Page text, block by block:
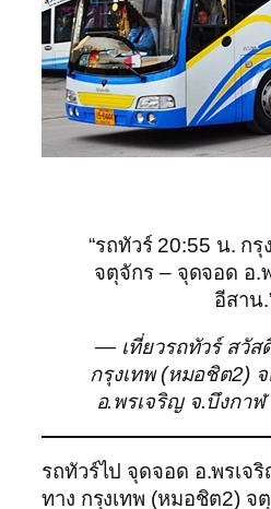
“รถทัวร์ 20:55 น. ก
จตุจักร – จุดจอด อ.
อีสาน
— เที่ยวรถทัวร์ สวัส
กรุงเทพ (หมอชิต2)
อ.พรเจริญ จ.บึงกาฬ
รถทัวร์ไป จุดจอด อ.พรเจ
ทาง กรุงเทพ (หมอชิต2) จ